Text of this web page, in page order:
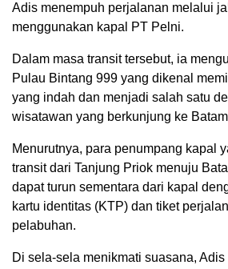
Adis menempuh perjalanan melalui
menggunakan kapal PT Pelni.
Dalam masa transit tersebut, ia
Pulau Bintang 999 yang dikenal
yang indah dan menjadi salah satu
wisatawan yang berkunjung ke
Menurutnya, para penumpang kapal
transit dari Tanjung Priok menuju
dapat turun sementara dari kapal
kartu identitas (KTP) dan tiket
pelabuhan.
Di sela-sela menikmati suasana,